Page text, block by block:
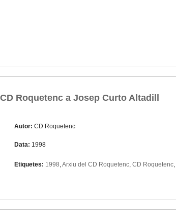
Roquetenc a Josep Curto Altadill
Autor: CD Roquetenc
Data: 1998
Etiquetes: 1998,Arxiu del CD Roquetenc, CD Roquetenc,